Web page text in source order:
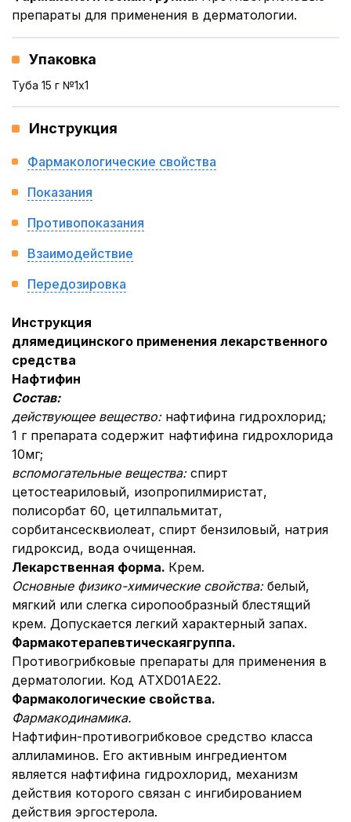
препараты для применения в дерматологии.
Упаковка
Туба 15 г №1x1
Инструкция
Фармакологические свойства
Показания
Противопоказания
Взаимодействие
Передозировка
Инструкция
длямедицинского применения лекарственного
средства
Нафтифин
Состав:
действующее вещество: нафтифина гидрохлорид;
1 г препарата содержит нафтифина гидрохлорида
10мг;
вспомогательные вещества: спирт
цетостеариловый, изопропилмиристат,
полисорбат 60, цетилпальмитат,
сорбитансесквиолеат, спирт бензиловый, натрия
гидроксид, вода очищенная.
Лекарственная форма. Крем.
Основные физико-химические свойства: белый,
мягкий или слегка сиропообразный блестящий
крем. Допускается легкий характерный запах.
Фармакотерапевтическаягруппа.
Противогрибковые препараты для применения в
дерматологии. Код АТХD01AE22.
Фармакологические свойства.
Фармакодинамика.
Нафтифин-противогрибковое средство класса
аллиламинов. Его активным ингредиентом
является нафтифина гидрохлорид, механизм
действия которого связан с ингибированием
действия эргостерола.